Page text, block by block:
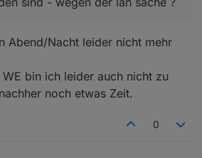
Abend/Nacht leider nicht mehr
bin ich leider auch nicht zu
noch etwas Zeit.
0